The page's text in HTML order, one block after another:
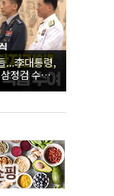
...李대통령,
정검 수치
정검 수치